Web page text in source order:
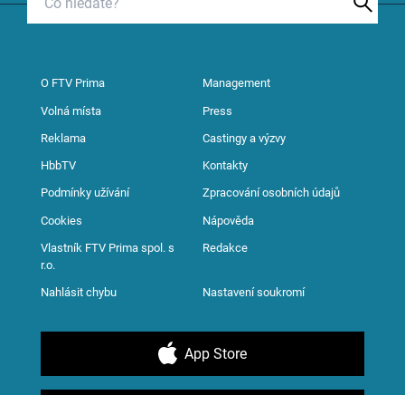
O FTV Prima Management
Volná místa Press
Reklama Castingy a výzvy
HbbTV Kontakty
Podmínky užívání Zpracování osobních údajů
Cookies Nápověda
Vlastník FTV Prima spol. s
r.o.
Redakce
Nahlásit chybu Nastavení soukromí
App Store